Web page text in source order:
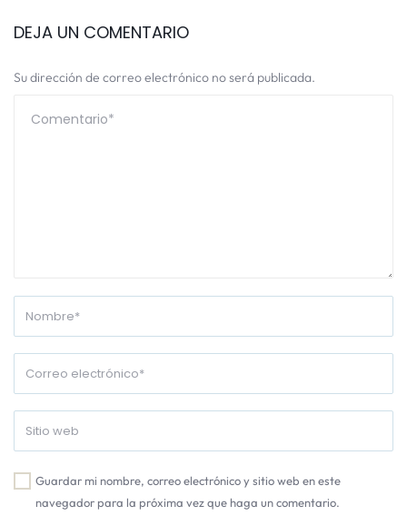
DEJA UN COMENTARIO
Su dirección de correo electrónico no será publicada.
Guardar mi nombre, correo electrónico y sitio web en este
navegador para la próxima vez que haga un comentario.